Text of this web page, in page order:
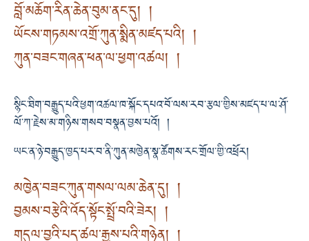
བློ་མཆོག་རིན་ཆེན་བུམ་ནང་དུ། །
ཡོངས་གཏམས་འགྲོ་ཀུན་སྨིན་མཛད་པའི། །
ཀུན་བཟང་གཞན་ཕན་ལ་ཕྱག་འཚལ། །
སྙིང་ཐིག་བརྒྱུད་པའི་ཕྱག་འཚལ་ཁ་སྐོང་དཔའ་བོ་ལས་རབ་རྩལ་གྱིས་མཛད་པ་ལ་ཤོ་
ལོ་ཀ་རྗེས་མ་གཉིས་གསབ་བསྣན་བྱས་པའོ། །
ཡང་ན་ཉེ་བརྒྱུད་ཁྱད་པར་བ་ནི་ཀུན་མཁྱེན་སྣ་ཚོགས་རང་གྲོལ་གྱི་འཕྲོར།
མཁྱེན་བཟང་ཀུན་གསལ་ལམ་ཆེན་དུ། །
བྱམས་བརྩེའི་འོད་སྟོང་སྤྲོ་བའི་ཟེར། །